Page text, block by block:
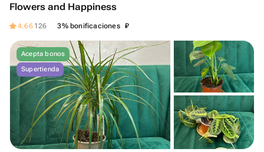
Flowers and Happiness
4.66 126 3% bonificaciones ₽
Acepta bonos
Supertienda